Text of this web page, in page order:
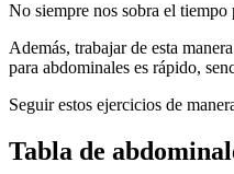
No siempre nos sobra el
Además, trabajar de esta
para abdominales es rápido,
Seguir estos ejercicios de
Tabla de